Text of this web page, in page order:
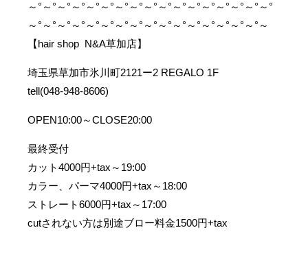
～°～°～°～°～°～°～°～°～°～°～°～°～°～°～°～°～°
～°～°～°～°～°～°～°～°～°～°～°～°～°～°～°～°～
【hair shop N&A草加店】
埼玉県草加市氷川町2121ー2 REGALO 1F
tell(048-948-8606)
OPEN10:00～CLOSE20:00
最終受付
カット4000円+tax～19:00
カラー、パーマ4000円+tax～18:00
ストレート6000円+tax～17:00
cutされない方は別途ブロー料金1500円+tax